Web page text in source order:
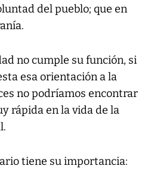
del pueblo; que en
no cumple su función, si
esa orientación a la
no podríamos encontrar
rápida en la vida de la
tiene su importancia: